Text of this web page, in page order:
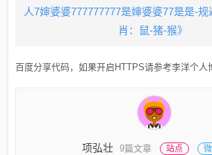
人7婶婆婆777777777是婶婆婆77是是-
肖：鼠-猪-猴》
百度分享代码，如果开启HTTPS请参考李洋个人
项弘壮 9篇文章 站点